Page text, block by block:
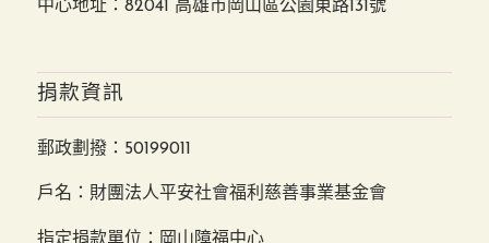
中心地址：82041 高雄市岡山區公園東路131號
捐款資訊
郵政劃撥：50199011
戶名：財團法人平安社會福利慈善事業基金會